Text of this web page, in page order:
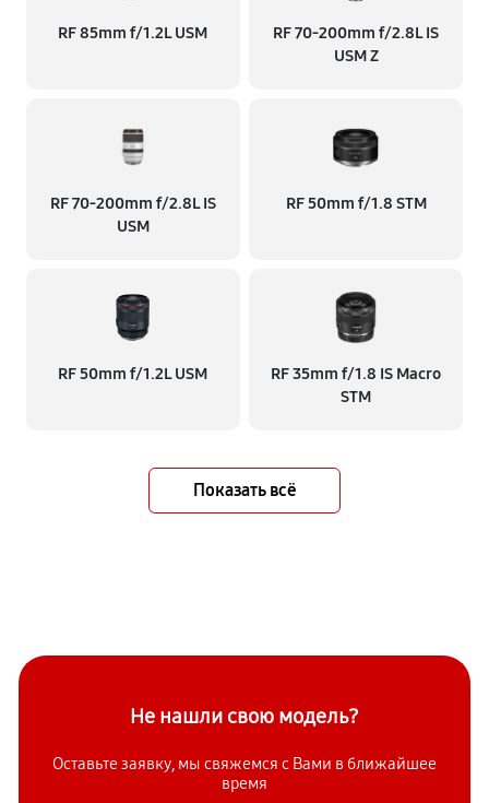
RF 85mm f/1.2L USM
RF 70‑200mm f/2.8L IS
USM Z
RF 70‑200mm f/2.8L IS
USM
RF 50mm f/1.8 STM
RF 50mm f/1.2L USM
RF 35mm f/1.8 IS Macro
STM
Показать всё
Не нашли свою модель?
Оставьте заявку, мы свяжемся с Вами в ближайшее
время